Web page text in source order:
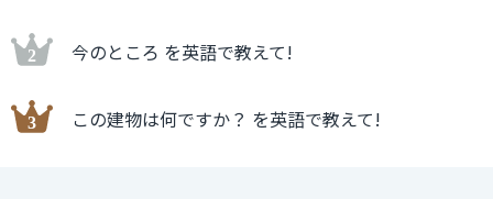
今のところ を英語で教えて!
この建物は何ですか？ を英語で教えて!